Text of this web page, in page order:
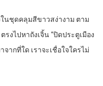
นชุดคลุมสีขาวสง่างาม ตาม
งไปหาถังเจิ้น “ปิดประตูเมือง
ากที่ใด เราจะเชื่อใจใครไม่